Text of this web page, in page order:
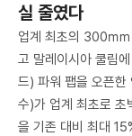
실 줄였다
업계 최초의 300㎜
고 말레이시아 쿨림
드) 파워 팹을 오픈한
수)가 업계 최초로
을 기존 대비 최대